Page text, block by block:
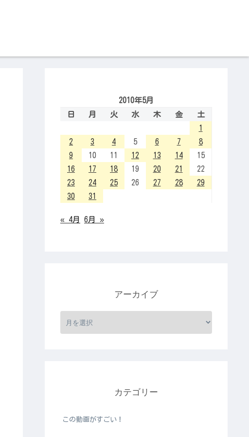
2010年5月
日
月 火 水 木 金
土
1
2
3 4 5 6 7
8
9
10 11 12 13 14
15
16
17 18 19 20 21
22
23
24 25 26 27 28
29
30
31
« 4月 6月 »
アーカイブ
カテゴリー
この動画がすごい！